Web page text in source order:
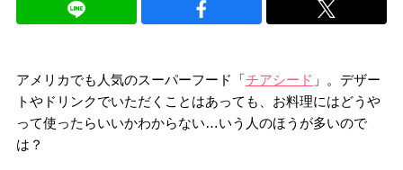
アメリカでも人気のスーパーフード「チアシード 」。デザー
トやドリンクでいただくことはあっても、お料理にはどうや
って使ったらいいかわからない…いう人のほうが多いので
は？